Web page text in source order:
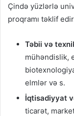
Çində yüzlərlə
proqramı təklif
Təbii və
mühəndislik,
elmlər və s.
İqtisadiyyat
ticarət,